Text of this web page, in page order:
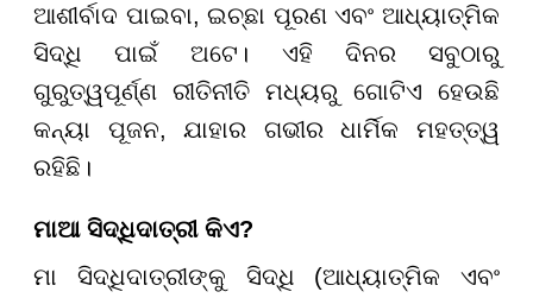
ଆଶୀର୍ବାଦ ପାଇବା, ଇଚ୍ଛା ପୂରଣ ଏବଂ ଆଧ୍ୟାତ୍ମିକ
ସିଦ୍ଧି ପାଇଁ ଅଟେ। ଏହି ଦିନର ସବୁଠାରୁ
ଗୁରୁତ୍ୱପୂର୍ଣ୍ଣ ରୀତିନୀତି ମଧ୍ୟରୁ ଗୋଟିଏ ହେଉଛି
କନ୍ୟା ପୂଜନ, ଯାହାର ଗଭୀର ଧାର୍ମିକ ମହତ୍ତ୍ୱ
ରହିଛି।
ମାଆ ସିଦ୍ଧିଦାତ୍ରୀ କିଏ?
ମା ସିଦ୍ଧିଦାତ୍ରୀଙ୍କୁ ସିଦ୍ଧି (ଆଧ୍ୟାତ୍ମିକ ଏବଂ